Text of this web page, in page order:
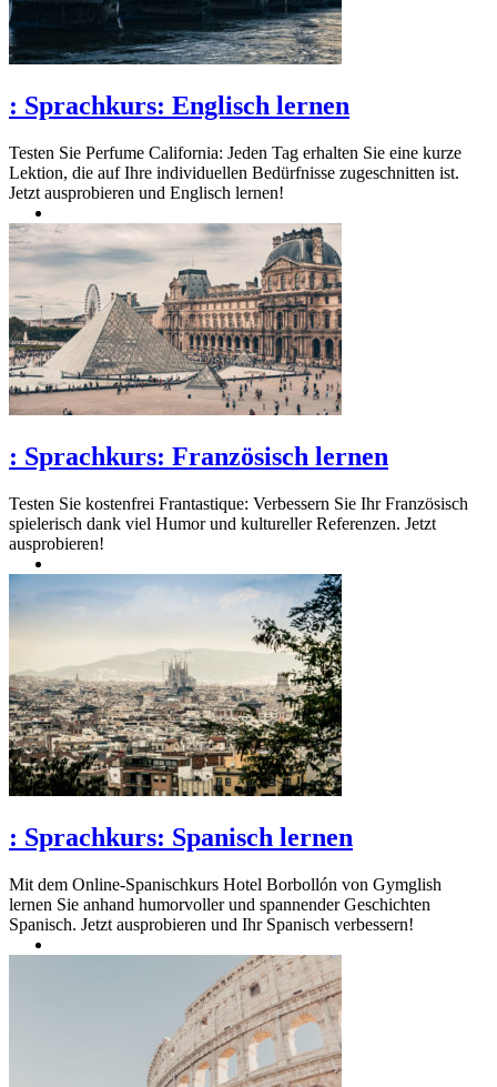
: Sprachkurs: Englisch lernen
Testen Sie Perfume California: Jeden Tag erhalten Sie eine kurze
Lektion, die auf Ihre individuellen Bedürfnisse zugeschnitten ist.
Jetzt ausprobieren und Englisch lernen!
: Sprachkurs: Französisch lernen
Testen Sie kostenfrei Frantastique: Verbessern Sie Ihr Französisch
spielerisch dank viel Humor und kultureller Referenzen. Jetzt
ausprobieren!
: Sprachkurs: Spanisch lernen
Mit dem Online-Spanischkurs Hotel Borbollón von Gymglish
lernen Sie anhand humorvoller und spannender Geschichten
Spanisch. Jetzt ausprobieren und Ihr Spanisch verbessern!